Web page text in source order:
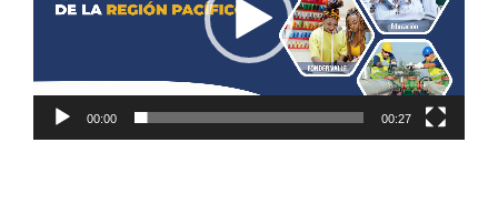
00:00 00:27